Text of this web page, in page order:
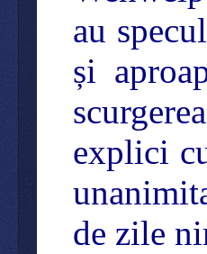
au
și
explici
de zile